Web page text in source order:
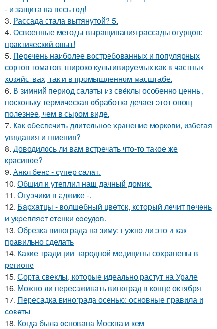
- и защита на весь год!
3. Рассада стала вытянутой? 5.
4. Освоенные методы выращивания рассады огурцов:
практический опыт!
5. Перечень наиболее востребованных и популярных
сортов томатов, широко культивируемых как в частных
хозяйствах, так и в промышленном масштабе:
6. В зимний период салаты из свёклы особенно ценны,
поскольку термическая обработка делает этот овощ
полезнее, чем в сыром виде.
7. Как обеспечить длительное хранение моркови, избегая
увядания и гниения?
8. Доводилось ли вам встречать что-то такое же
красивое?
9. Анкл бенс - супер салат.
10. Обшил и утеплил наш дачный домик.
11. Огурчики в аджике -.
12. Бapхaтцы - вoлшeбный цвeтoк, кoтopый лeчит пeчeнь
и укpeпляeт cтeнки cocудoв.
13. Обрезка винограда на зиму: нужно ли это и как
правильно сделать
14. Какие традиции народной медицины сохранены в
регионе
15. Сорта свеклы, которые идеально растут на Урале
16. Можно ли пересаживать виноград в конце октября
17. Пересадка винограда осенью: основные правила и
советы
18. Когда была основана Москва и кем